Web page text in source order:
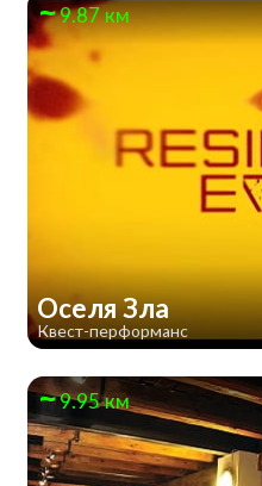
9.87 км
Оселя Зла
Квест-перформанс
9.95 км